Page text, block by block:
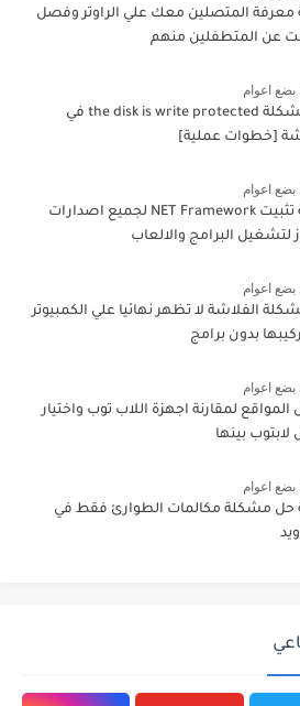
معرفة المتصلين معك علي الراوتر وفصل
عن المتطفلين منهم
بضع اعوام
حل مشكلة the disk is write protected في
[خطوات عملية]
بضع اعوام
كيفية تثبيت NET Framework لجميع اصدارات
لتشغيل البرامج والالعاب
بضع اعوام
الفلاشة لا تظهر نهائيا علي الكمبيوتر
بدون برامج
بضع اعوام
لمقارنة اجهزة اللاب توب واختيار
بينها
بضع اعوام
حل مشكلة مكالمات الطوارئ فقط في